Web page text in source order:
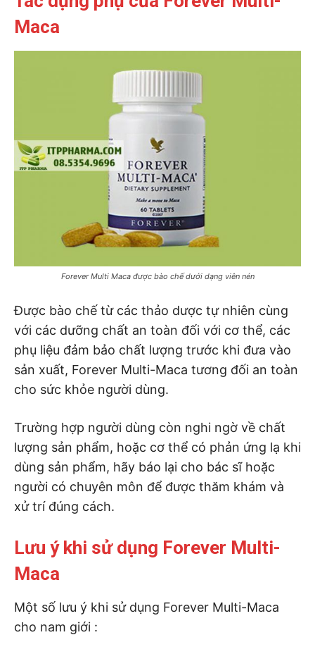
Maca
Forever Multi Maca được bào chế dưới dạng viên nén
Được bào chế từ các thảo dược tự nhiên cùng
với các dưỡng chất an toàn đối với cơ thể, các
phụ liệu đảm bảo chất lượng trước khi đưa vào
sản xuất, Forever Multi-Maca tương đối an toàn
cho sức khỏe người dùng.
Trường hợp người dùng còn nghi ngờ về chất
lượng sản phẩm, hoặc cơ thể có phản ứng lạ khi
dùng sản phẩm, hãy báo lại cho bác sĩ hoặc
người có chuyên môn để được thăm khám và
xử trí đúng cách.
Lưu ý khi sử dụng Forever Multi-
Maca
Một số lưu ý khi sử dụng Forever Multi-Maca
cho nam giới :